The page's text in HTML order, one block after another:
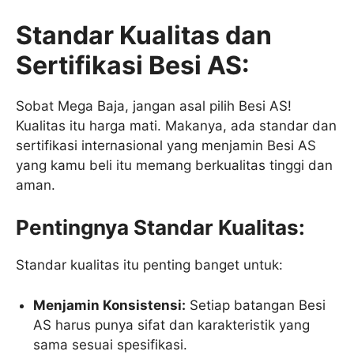
Standar Kualitas dan
Sertifikasi Besi AS:
Sobat Mega Baja, jangan asal pilih Besi AS!
Kualitas itu harga mati. Makanya, ada standar dan
sertifikasi internasional yang menjamin Besi AS
yang kamu beli itu memang berkualitas tinggi dan
aman.
Pentingnya Standar Kualitas:
Standar kualitas itu penting banget untuk:
Menjamin Konsistensi: Setiap batangan Besi
AS harus punya sifat dan karakteristik yang
sama sesuai spesifikasi.